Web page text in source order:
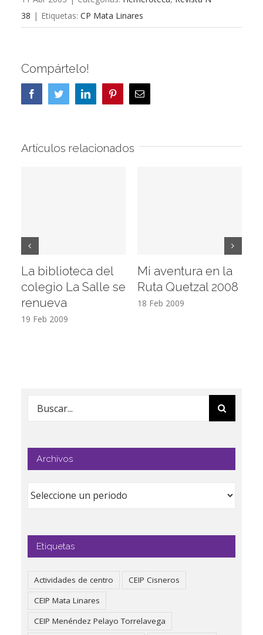
38 | Etiquetas: CP Mata Linares
Compártelo!
FacebookTwitterLinkedInPinterestCorreo
electrónico
Artículos relacionados
La biblioteca del
colegio La Salle se
renueva
19 Feb 2009
Mi aventura en la
Ruta Quetzal 2008
18 Feb 2009
Buscar:
Archivos
Etiquetas
Actividades de centro
CEIP Cisneros
CEIP Mata Linares
CEIP Menéndez Pelayo Torrelavega